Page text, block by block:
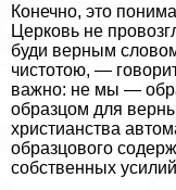
Конечно, это
Церковь не
буди верным
чистотою, —
важно: не мы —
образцом для
христианства
образцового
собственных